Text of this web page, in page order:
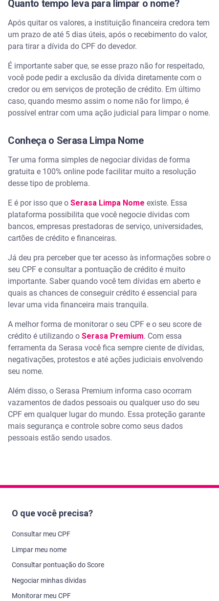
Quanto tempo leva para limpar o nome?
Após quitar os valores, a instituição financeira credora tem
um prazo de até 5 dias úteis, após o recebimento do valor,
para tirar a dívida do CPF do devedor.
É importante saber que, se esse prazo não for respeitado,
você pode pedir a exclusão da dívida diretamente com o
credor ou em serviços de proteção de crédito. Em último
caso, quando mesmo assim o nome não for limpo, é
possível entrar com uma ação judicial para limpar o nome.
Conheça o Serasa Limpa Nome
Ter uma forma simples de negociar dívidas de forma
gratuita e 100% online pode facilitar muito a resolução
desse tipo de problema.
E é por isso que o Serasa Limpa Nome existe. Essa
plataforma possibilita que você negocie dívidas com
bancos, empresas prestadoras de serviço, universidades,
cartões de crédito e financeiras.
Já deu pra perceber que ter acesso às informações sobre o
seu CPF e consultar a pontuação de crédito é muito
importante. Saber quando você tem dívidas em aberto e
quais as chances de conseguir crédito é essencial para
levar uma vida financeira mais tranquila.
A melhor forma de monitorar o seu CPF e o seu score de
crédito é utilizando o Serasa Premium. Com essa
ferramenta da Serasa você fica sempre ciente de dívidas,
negativações, protestos e até ações judiciais envolvendo
seu nome.
Além disso, o Serasa Premium informa caso ocorram
vazamentos de dados pessoais ou qualquer uso do seu
CPF em qualquer lugar do mundo. Essa proteção garante
mais segurança e controle sobre como seus dados
pessoais estão sendo usados.
O que você precisa?
Consultar meu CPF
Limpar meu nome
Consultar pontuação do Score
Negociar minhas dívidas
Monitorar meu CPF